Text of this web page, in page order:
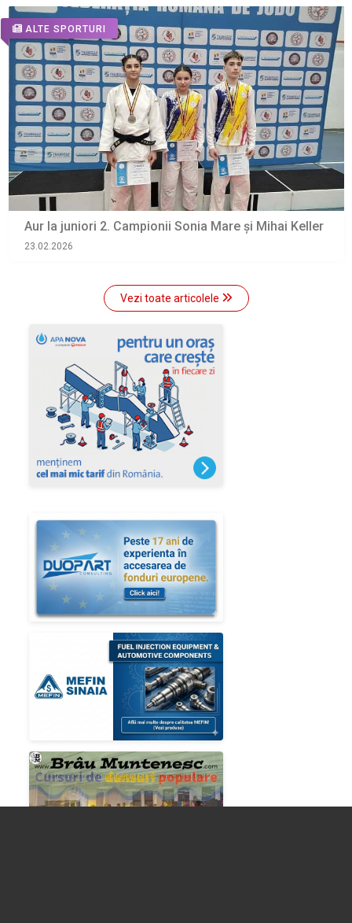
ALTE SPORTURI
Aur la juniori 2. Campionii Sonia Mare şi Mihai Keller
23.02.2026
Vezi toate articolele